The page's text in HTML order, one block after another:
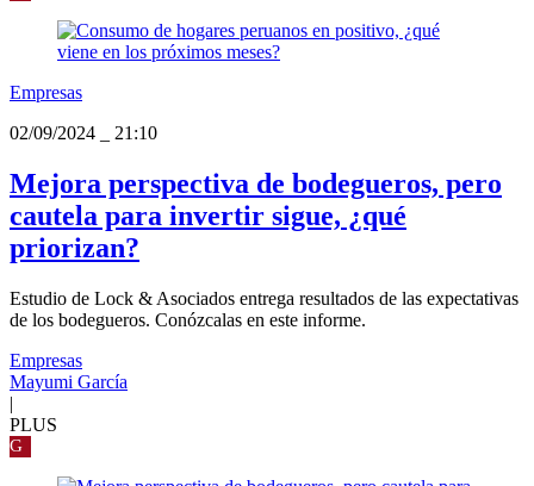
Empresas
02/09/2024
21:10
Mejora perspectiva de bodegueros, pero
cautela para invertir sigue, ¿qué
priorizan?
Estudio de Lock & Asociados entrega resultados de las expectativas
de los bodegueros. Conózcalas en este informe.
Empresas
Mayumi García
|
PLUS
G